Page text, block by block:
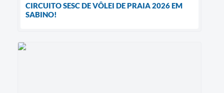
CIRCUITO SESC DE VÔLEI DE PRAIA 2026 EM
SABINO!